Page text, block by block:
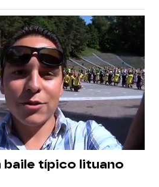
baile típico lituano